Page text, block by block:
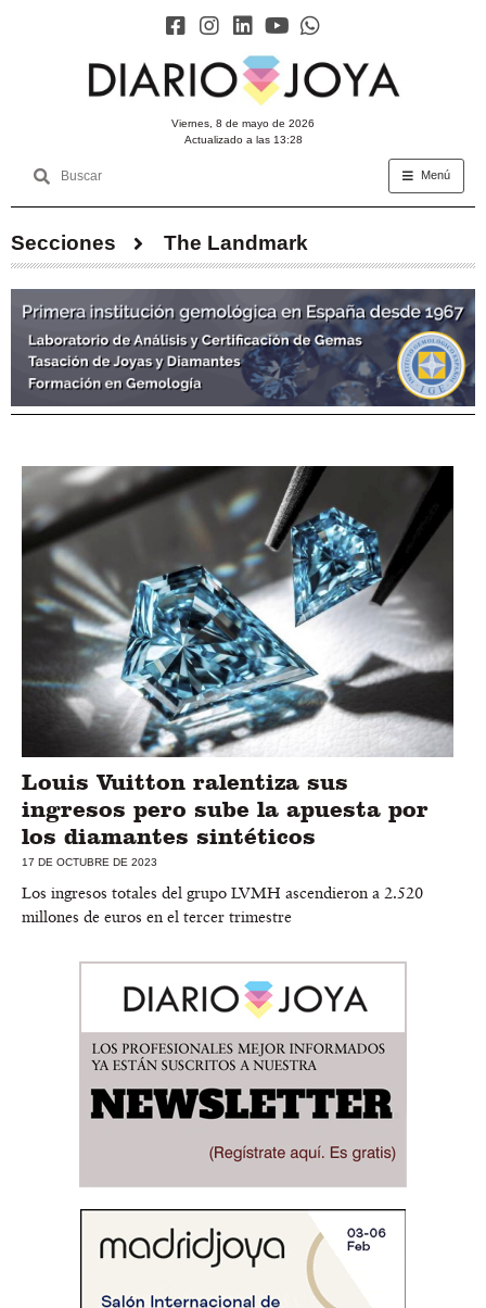
viernes, 8 de mayo de 2026
Actualizado a las 13:28
Menú
Secciones The Landmark
Louis Vuitton ralentiza sus
ingresos pero sube la apuesta por
los diamantes sintéticos
17 DE OCTUBRE DE 2023
Los ingresos totales del grupo LVMH ascendieron a 2.520
millones de euros en el tercer trimestre